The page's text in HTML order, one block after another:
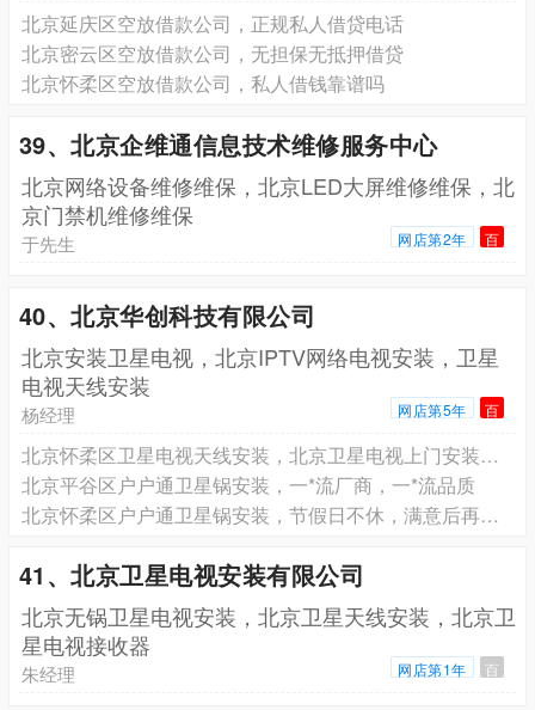
北京延庆区空放借款公司，正规私人借贷电话
北京密云区空放借款公司，无担保无抵押借贷
北京怀柔区空放借款公司，私人借钱靠谱吗
39、北京企维通信息技术维修服务中心
北京网络设备维修维保，北京LED大屏维修维保，北
京门禁机维修维保
于先生 网店第2年 百
40、北京华创科技有限公司
北京安装卫星电视，北京IPTV网络电视安装，卫星
电视天线安装
杨经理 网店第5年 百
北京怀柔区卫星电视天线安装，北京卫星电视上门安装维护
北京平谷区户户通卫星锅安装，一*流厂商，一*流品质
北京怀柔区户户通卫星锅安装，节假日不休，满意后再付款
41、北京卫星电视安装有限公司
北京无锅卫星电视安装，北京卫星天线安装，北京卫
星电视接收器
朱经理 网店第1年 百